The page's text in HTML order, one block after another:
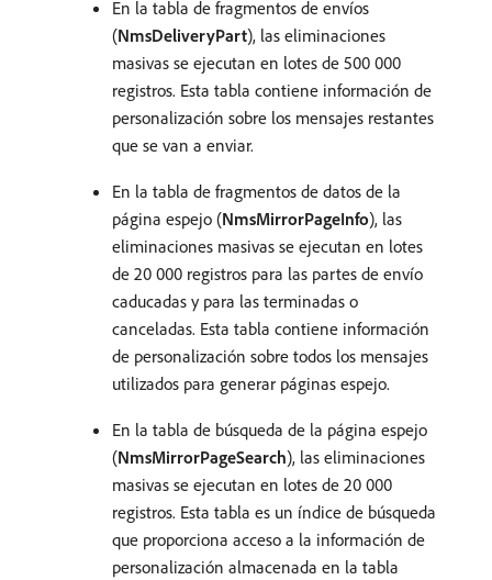
En la tabla de fragmentos de envíos
(NmsDeliveryPart), las eliminaciones
masivas se ejecutan en lotes de 500 000
registros. Esta tabla contiene información de
personalización sobre los mensajes restantes
que se van a enviar.
En la tabla de fragmentos de datos de la
página espejo (NmsMirrorPageInfo), las
eliminaciones masivas se ejecutan en lotes
de 20 000 registros para las partes de envío
caducadas y para las terminadas o
canceladas. Esta tabla contiene información
de personalización sobre todos los mensajes
utilizados para generar páginas espejo.
En la tabla de búsqueda de la página espejo
(NmsMirrorPageSearch), las eliminaciones
masivas se ejecutan en lotes de 20 000
registros. Esta tabla es un índice de búsqueda
que proporciona acceso a la información de
personalización almacenada en la tabla